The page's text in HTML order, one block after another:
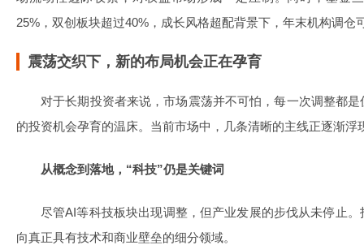
25%，双创板块超过40%，成长风格超配背景下，年末机构调仓
震荡交织下，新的布局机会正在孕育
对于长期投资者来说，市场震荡并不可怕，每一次调整都
的投资机会孕育的温床。当前市场中，几条清晰的主线正逐渐浮
从概念到落地，“科技”仍是关键词
尽管AI等科技板块出现调整，但产业发展的步伐从未停止
向真正具有技术和商业壁垒的细分领域。